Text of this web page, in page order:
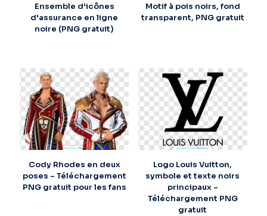
Ensemble d'icônes
d'assurance en ligne
noire (PNG gratuit)
Motif à pois noirs, fond
transparent, PNG gratuit
Cody Rhodes en deux
poses – Téléchargement
PNG gratuit pour les fans
Logo Louis Vuitton,
symbole et texte noirs
principaux –
Téléchargement PNG
gratuit